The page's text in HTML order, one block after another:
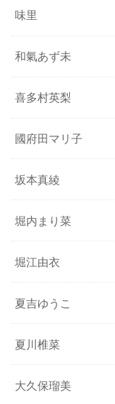
味里
和氣あず未
喜多村英梨
國府田マリ子
坂本真綾
堀内まり菜
堀江由衣
夏吉ゆうこ
夏川椎菜
大久保瑠美